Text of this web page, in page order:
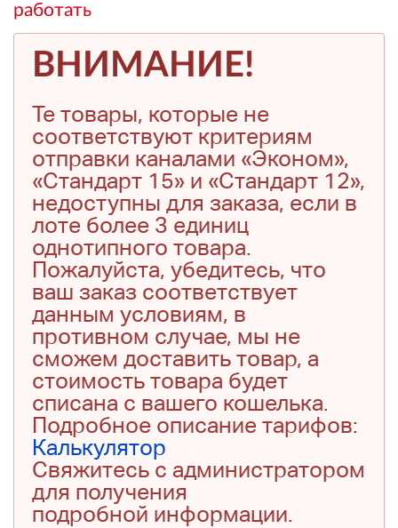
работать
ВНИМАНИЕ!
Те товары, которые не
соответствуют критериям
отправки каналами «Эконом»,
«Стандарт 15» и «Стандарт 12»,
недоступны для заказа, если в
лоте более 3 единиц
однотипного товара.
Пожалуйста, убедитесь, что
ваш заказ соответствует
данным условиям, в
противном случае, мы не
сможем доставить товар, а
стоимость товара будет
списана с вашего кошелька.
Подробное описание тарифов:
Калькулятор
Свяжитесь с администратором
для получения
подробной информации.